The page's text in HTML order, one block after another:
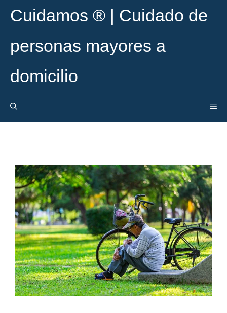
Cuidamos ® | Cuidado de
personas mayores a
domicilio